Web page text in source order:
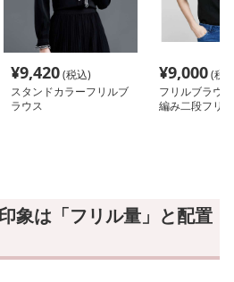
¥9,420(税込)
スタンドカラーフリルブ
ラウス
¥9,000(税
フリルブラウ
編み二段フリ
象は「フリル量」と配置